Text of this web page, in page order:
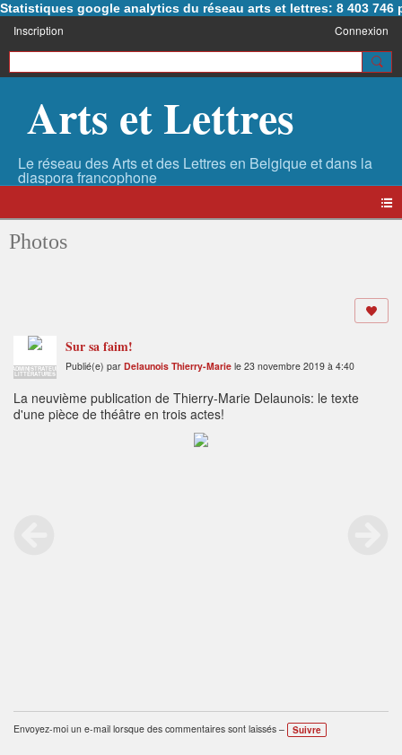
Statistiques google analytics du réseau arts et lettres: 8 403 746
Inscription Connexion
Arts et Lettres
Photos
ADMINISTRATEUR
LITTÉRATURES
Sur sa faim!
Publié(e) par Delaunois Thierry-Marie le 23 novembre 2019 à 4:40
La neuvième publication de Thierry-Marie Delaunois: le texte
d'une pièce de théâtre en trois actes!
Envoyez-moi un e-mail lorsque des commentaires sont laissés – Suivre